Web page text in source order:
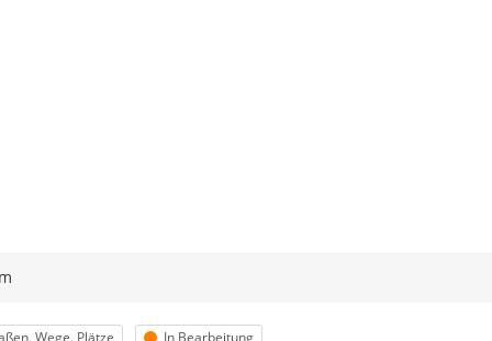
Wege, Plätze Status
In Bearbeitung